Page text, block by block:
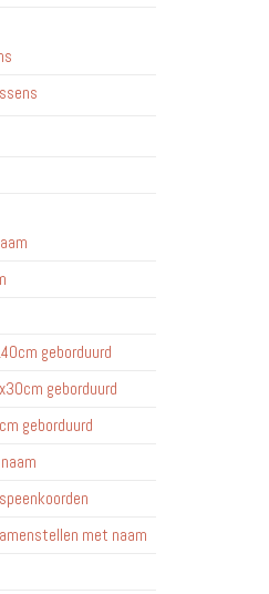
geborduurd
geborduurd
geborduurd
met naam